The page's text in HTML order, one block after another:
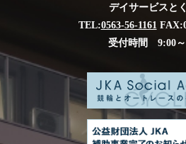
デイサービスと
TEL:0563-56-1161
受付時間 9:00～